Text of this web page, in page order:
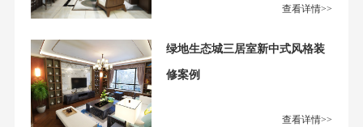
查看详情>>
绿地生态城三居室新中式风格装
修案例
查看详情>>